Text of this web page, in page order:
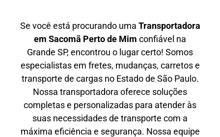
Se você está procurando uma Transportadora
em Sacomã Perto de Mim confiável na
Grande SP, encontrou o lugar certo! Somos
especialistas em fretes, mudanças, carretos e
transporte de cargas no Estado de São Paulo.
Nossa transportadora oferece soluções
completas e personalizadas para atender às
suas necessidades de transporte com a
máxima eficiência e segurança. Nossa equipe